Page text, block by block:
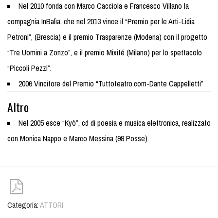
Nel 2010 fonda con Marco Cacciola e Francesco Villano la
compagnia InBalìa, che nel 2013 vince il “Premio per le Arti-Lidia
Petroni”, (Brescia) e il premio Trasparenze (Modena) con il progetto
“Tre Uomini a Zonzo”, e il premio Mixité (Milano) per lo spettacolo
“Piccoli Pezzi”.
2006 Vincitore del Premio “Tuttoteatro.com-Dante Cappelletti”
Altro
Nel 2005 esce “Kyò”, cd di poesia e musica elettronica, realizzato
con Monica Nappo e Marco Messina (99 Posse).
Categoria:ATTORI